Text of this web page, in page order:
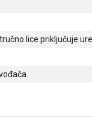
lice priključuje